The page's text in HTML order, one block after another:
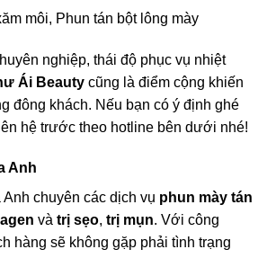
môi, Phun tán bột lông mày
nghiệp, thái độ phục vụ nhiệt
Ái Beauty cũng là điểm cộng khiến
đông khách. Nếu bạn có ý định ghé
hệ trước theo hotline bên dưới nhé!
Anh
chuyên các dịch vụ phun mày tán
và trị sẹo, trị mụn. Với công
hàng sẽ không gặp phải tình trạng